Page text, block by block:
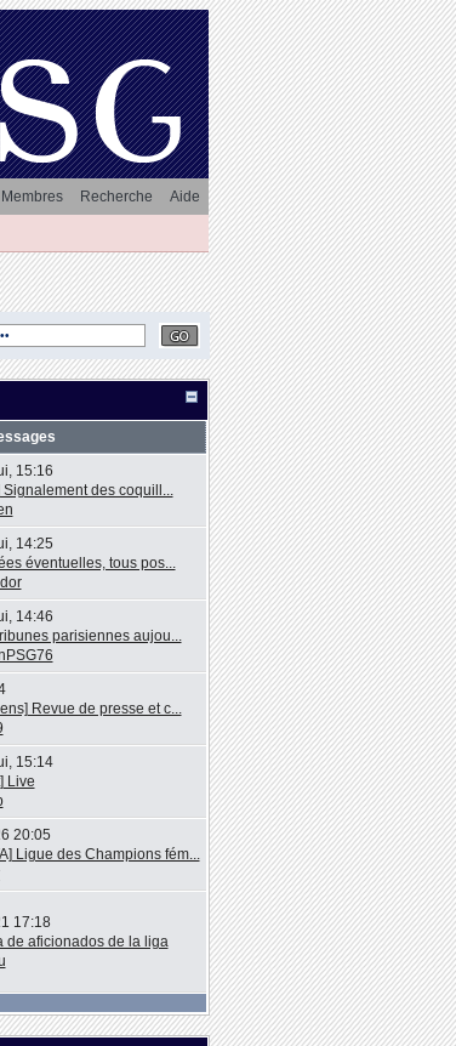
Aide
Recherche
Membres
15:16
Signalement des coquill...
14:25
éventuelles, tous pos...
14:46
parisiennes aujou...
Revue de presse et c...
15:14
Live
20:05
Ligue des Champions fém...
17:18
de aficionados de la liga